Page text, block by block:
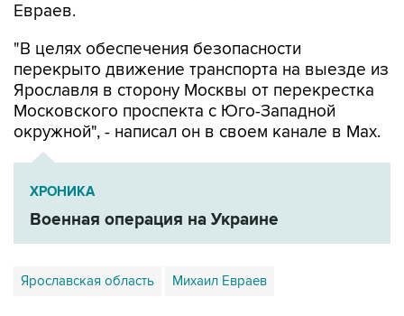
Евраев.
"В целях обеспечения безопасности
перекрыто движение транспорта на выезде из
Ярославля в сторону Москвы от перекрестка
Московского проспекта с Юго-Западной
окружной", - написал он в своем канале в Мах.
ХРОНИКА
Военная операция на Украине
Ярославская область Михаил Евраев